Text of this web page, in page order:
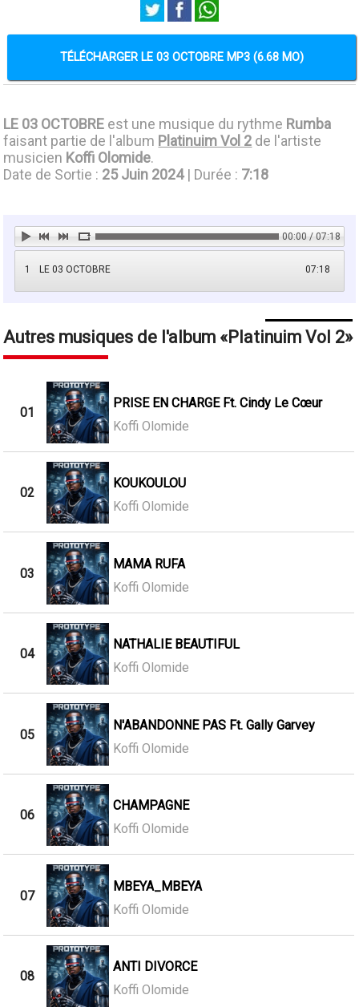
TÉLÉCHARGER LE 03 OCTOBRE MP3 (6.68 MO)
LE 03 OCTOBRE est une musique du rythme Rumba
faisant partie de l'album Platinuim Vol 2 de l'artiste
musicien Koffi Olomide.
Date de Sortie : 25 Juin 2024| Durée : 7:18
00:00 / 07:18
1 07:18
LE 03 OCTOBRE
Autres musiques de l'album Platinuim Vol 2
01
PRISE EN CHARGE Ft. Cindy Le Cœur
Koffi Olomide
02
KOUKOULOU
Koffi Olomide
03
MAMA RUFA
Koffi Olomide
04
NATHALIE BEAUTIFUL
Koffi Olomide
05
N'ABANDONNE PAS Ft. Gally Garvey
Koffi Olomide
06
CHAMPAGNE
Koffi Olomide
07
MBEYA_MBEYA
Koffi Olomide
08
ANTI DIVORCE
Koffi Olomide